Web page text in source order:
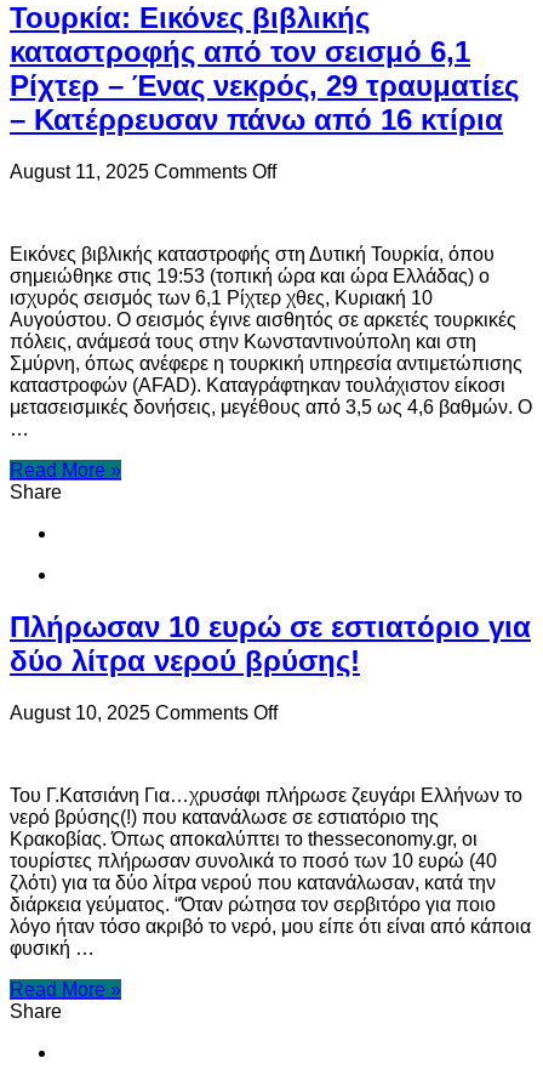
Τουρκία: Εικόνες βιβλικής
καταστροφής από τον σεισμό 6,1
Ρίχτερ – Ένας νεκρός, 29 τραυματίες
– Κατέρρευσαν πάνω από 16 κτίρια
August 11, 2025 Comments Offon
καταστροφής
από
τον
σεισμό
6,1
Ρίχτερ
–
Ένας
Εικόνες βιβλικής καταστροφής στη Δυτική Τουρκία, όπου
σημειώθηκε στις 19:53 (τοπική ώρα και ώρα Ελλάδας) ο
ισχυρός σεισμός των 6,1 Ρίχτερ χθες, Κυριακή 10
Αυγούστου. Ο σεισμός έγινε αισθητός σε αρκετές τουρκικές
πόλεις, ανάμεσά τους στην Κωνσταντινούπολη και στη
Σμύρνη, όπως ανέφερε η τουρκική υπηρεσία αντιμετώπισης
καταστροφών (AFAD). Καταγράφτηκαν τουλάχιστον είκοσι
μετασεισμικές δονήσεις, μεγέθους από 3,5 ως 4,6 βαθμών. Ο
…
Read More »
Share
Πλήρωσαν 10 ευρώ σε εστιατόριο για
δύο λίτρα νερού βρύσης!
August 10, 2025 Comments Offon
σε
εστιατόριο
για
δύο
λίτρα
νερού
βρύσης!
Του Γ.Κατσιάνη Για…χρυσάφι πλήρωσε ζευγάρι Ελλήνων το
νερό βρύσης(!) που κατανάλωσε σε εστιατόριο της
Κρακοβίας. Όπως αποκαλύπτει το thesseconomy.gr, οι
τουρίστες πλήρωσαν συνολικά το ποσό των 10 ευρώ (40
ζλότι) για τα δύο λίτρα νερού που κατανάλωσαν, κατά την
διάρκεια γεύματος. “Όταν ρώτησα τον σερβιτόρο για ποιο
λόγο ήταν τόσο ακριβό το νερό, μου είπε ότι είναι από κάποια
φυσική …
Read More »
Share